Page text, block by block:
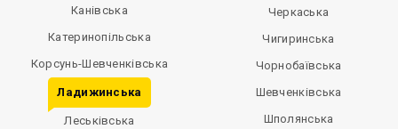
Канівська
Катеринопільська
Корсунь-Шевченківська
Ладижинська
Леськівська
Черкаська
Чигиринська
Чорнобаївська
Шевченківська
Шполянська